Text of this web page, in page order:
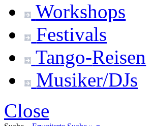
Workshops
Festivals
Tango-Reisen
Musiker/DJs
Close